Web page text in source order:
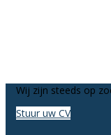
Wij zijn steeds op
Stuur uw CV